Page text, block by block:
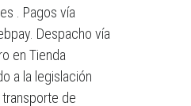
. Pagos vía
Despacho vía
en Tienda
a la legislación
de